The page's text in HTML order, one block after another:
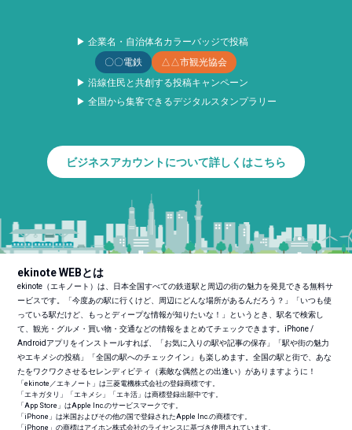
▶ 企業名・自治体名カラーバッジで投稿
〇〇電鉄
△△市観光協会
▶ 沿線住民と共創する投稿キャンペーン
▶ 全国から集客できるデジタルスタンプラリー
ビジネスアカウントについて詳しくはこちら
ekinote WEBとは
ekinote（エキノート）は、日本全国すべての鉄道駅と周辺の街の魅力を発見できる無料サ
ービスです。「今度あの駅に行くけど、周辺にどんな場所があるんだろう？」「いつも使
っている駅だけど、もっとディープな情報が知りたいな！」というとき、駅名で検索し
て、観光・グルメ・買い物・交通などの情報をまとめてチェックできます。iPhone /
Androidアプリをインストールすれば、「お気に入りの駅や記事の保存」「駅や街の魅力
やエキメシの投稿」「全国の駅へのチェックイン」も楽しめます。全国の駅と街で、あな
たをワクワクさせるセレンディピティ（素敵な偶然との出逢い）がありますように！
「ekinote／エキノート」は三菱電機株式会社の登録商標です。
「エキガタリ」「エキメシ」「エキ活」は商標登録出願中です。
「App Store」はApple Inc.のサービスマークです。
「iPhone」は米国およびその他の国で登録されたApple Inc.の商標です。
「iPhone」の商標はアイホン株式会社のライセンスに基づき使用されています。